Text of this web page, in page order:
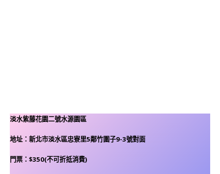
淡水紫藤花園二號水源園區
地址：新北市淡水區忠寮里5鄰竹圍子9-3號對面​
門票：$350(不可折抵消費)